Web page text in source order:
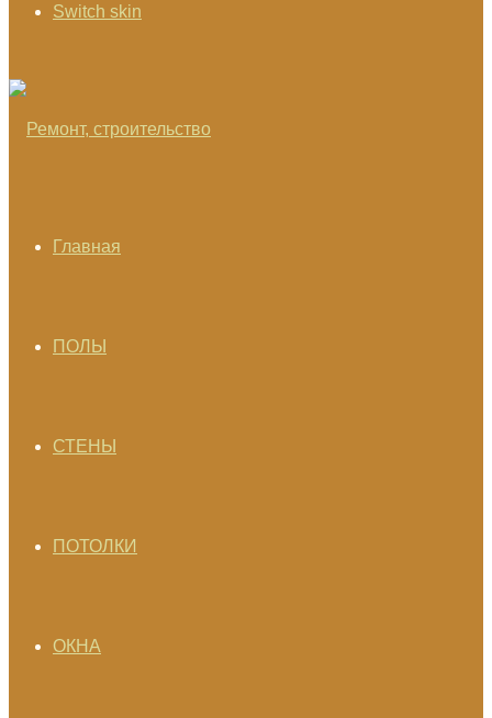
Switch skin
Главная
ПОЛЫ
СТЕНЫ
ПОТОЛКИ
ОКНА